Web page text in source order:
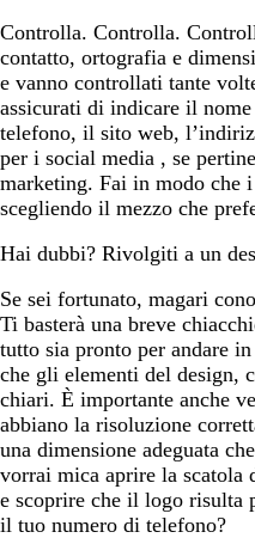
Controlla. Controlla.
contatto, ortografia e
e vanno controllati tante
assicurati di indicare il
telefono, il sito web,
per i social media , se
marketing. Fai in modo che
scegliendo il mezzo che
Hai dubbi? Rivolgiti a un
Se sei fortunato, magari
Ti basterà una breve
tutto sia pronto per andare in
che gli elementi del design,
chiari. È importante anche
abbiano la risoluzione
una dimensione adeguata
vorrai mica aprire la
e scoprire che il logo risulta
il tuo numero di telefono?